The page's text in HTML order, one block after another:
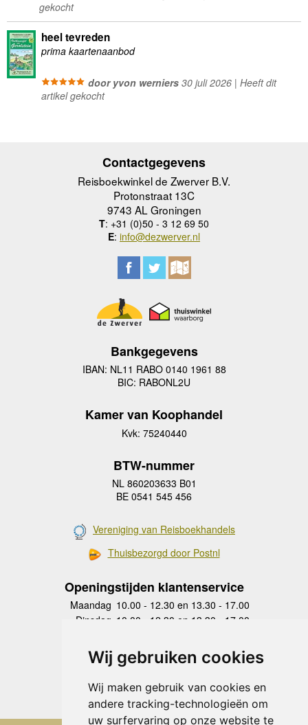
Wij gebruiken cookies
Wij maken gebruik van cookies en
andere tracking-technologieën om
uw surfervaring op onze website te
gekocht
heel tevreden
prima kaartenaanbod
door yvon werniers30 juli 2026 | Heeft dit
artikel gekocht
Contactgegevens
Reisboekwinkel de Zwerver B.V.
Protonstraat 13C
9743 AL Groningen
T: +31 (0)50 - 3 12 69 50
E: info@dezwerver.nl
Bankgegevens
IBAN: NL11 RABO 0140 1961 88
BIC: RABONL2U
Kamer van Koophandel
Kvk: 75240440
BTW-nummer
NL 860203633 B01
BE 0541 545 456
Vereniging van Reisboekhandels
Thuisbezorgd door Postnl
Openingstijden klantenservice
Maandag 10.00 - 12.30 en 13.30 - 17.00
Dinsdag 10.00 - 12.30 en 13.30 - 17.00
Donderdag
10.00 - 12.30 en 13.30 - 17.00
Vrijdag 10.00 - 12.30 en 13.30 - 17.00
Zaterdag
gesloten
Zondag
gesloten